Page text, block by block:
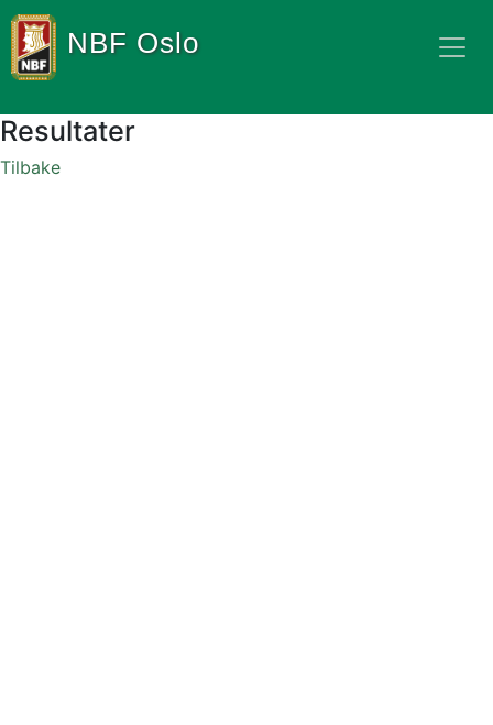
NBF Oslo
Resultater
Tilbake